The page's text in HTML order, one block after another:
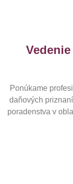
Ponúkame
daňových
poradenstva v